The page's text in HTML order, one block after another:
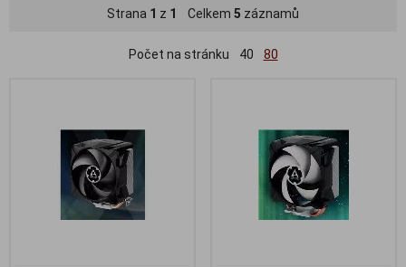
Strana 1 z 1 Celkem 5 záznamů
Počet na stránku 40 80